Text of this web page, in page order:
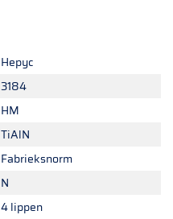
Hepyc
3184
HM
TiAlN
Fabrieksnorm
N
4 lippen